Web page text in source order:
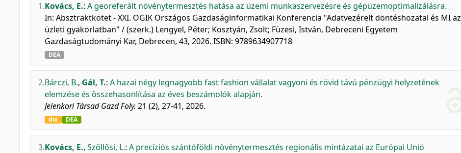
1.Kovács, E.: A georeferált növénytermesztés hatása az üzemi munkaszervezésre és gépüzemoptimalizálásra.
In: Absztraktkötet - XXI. OGIK Országos Gazdaságinformatikai Konferencia "Adatvezérelt döntéshozatal és MI az
üzleti gyakorlatban" / (szerk.) Lengyel, Péter; Kosztyán, Zsolt; Füzesi, István, Debreceni Egyetem
Gazdaságtudományi Kar, Debrecen, 43, 2026. ISBN: 9789634907718
DEA
2.Bárczi, B., Gál, T.: A hazai négy legnagyobb fast fashion vállalat vagyoni és rövid távú pénzügyi helyzetének
elemzése és összehasonlítása az éves beszámolók alapján.
Jelenkori Társad Gazd Foly. 21 (2), 27-41, 2026.
doi DEA
3.Kovács, E., Szőllősi, L.: A precíziós szántóföldi növénytermesztés regionális mintázatai az Európai Unió